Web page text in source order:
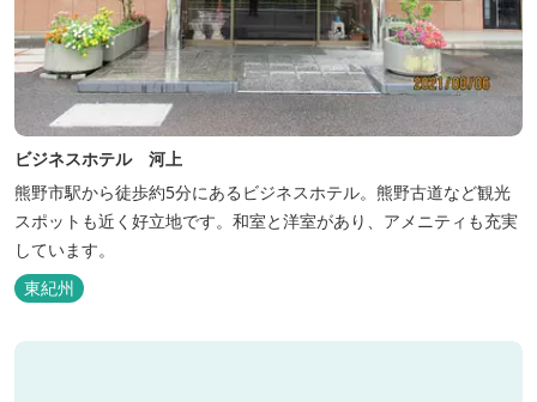
ビジネスホテル 河上
熊野市駅から徒歩約5分にあるビジネスホテル。熊野古道など観光
スポットも近く好立地です。和室と洋室があり、アメニティも充実
しています。
東紀州